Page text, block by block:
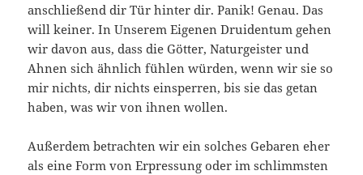
anschließend dir Tür hinter dir. Panik! Genau. Das
will keiner. In Unserem Eigenen Druidentum gehen
wir davon aus, dass die Götter, Naturgeister und
Ahnen sich ähnlich fühlen würden, wenn wir sie so
mir nichts, dir nichts einsperren, bis sie das getan
haben, was wir von ihnen wollen.
Außerdem betrachten wir ein solches Gebaren eher
als eine Form von Erpressung oder im schlimmsten